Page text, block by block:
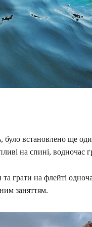
було встановлено ще
на спині, водночас
грати на флейті
заняттям.